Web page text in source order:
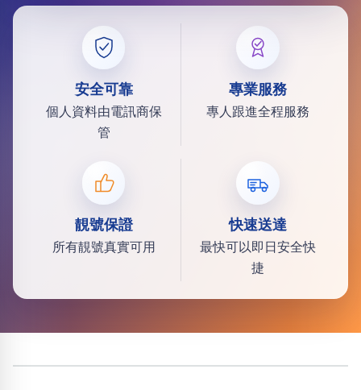
安全可靠
個人資料由電訊商保
管
專業服務
專人跟進全程服務
靚號保證
所有靚號真實可用
快速送達
最快可以即日安全快
捷